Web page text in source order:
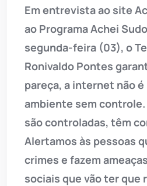
Em entrevista ao site
ao Programa Achei
segunda-feira (03), o
Ronivaldo Pontes
pareça, a internet não é
ambiente sem controle.
são controladas, têm
Alertamos às pessoas
crimes e fazem
sociais que vão ter que